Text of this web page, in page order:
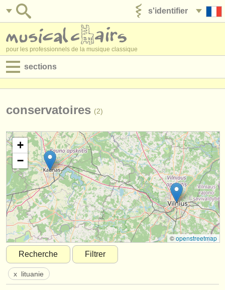
s'identifier
pour les professionnels de la musique classique
sections
jobs - administration
degree courses
stages/cours
concours/prix
instruments à vendre
instruments volés
annuaires:
conservatoires (2)
+
−
©openstreetmap
Recherche
Filtrer
x lituanie